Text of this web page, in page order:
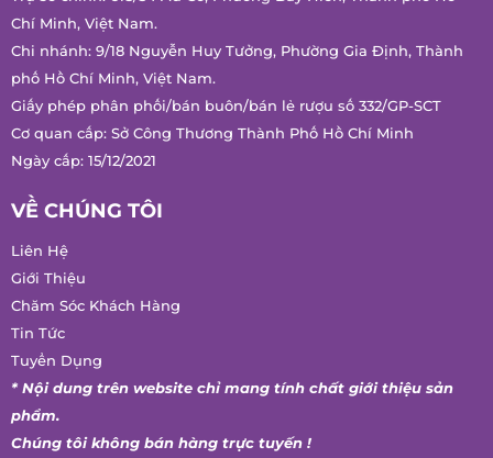
Chí Minh, Việt Nam.
Chi nhánh: 9/18 Nguyễn Huy Tưởng, Phường Gia Định, Thành
phố Hồ Chí Minh, Việt Nam.
Giấy phép phân phối/bán buôn/bán lẻ rượu số 332/GP-SCT
Cơ quan cấp: Sở Công Thương Thành Phố Hồ Chí Minh
Ngày cấp: 15/12/2021
VỀ CHÚNG TÔI
Liên Hệ
Giới Thiệu
Chăm Sóc Khách Hàng
Tin Tức
Tuyển Dụng
* Nội dung trên website chỉ mang tính chất giới thiệu sản
phẩm.
Chúng tôi không bán hàng trực tuyến !